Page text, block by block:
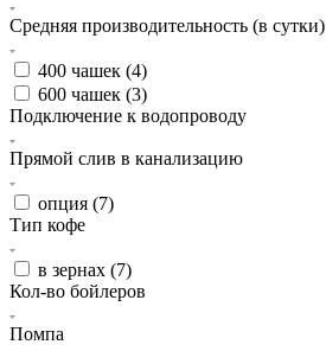
Средняя производительность (в сутки)
400 чашек (4)
600 чашек (3)
Подключение к водопроводу
Прямой слив в канализацию
опция (7)
Тип кофе
в зернах (7)
Кол-во бойлеров
Помпа